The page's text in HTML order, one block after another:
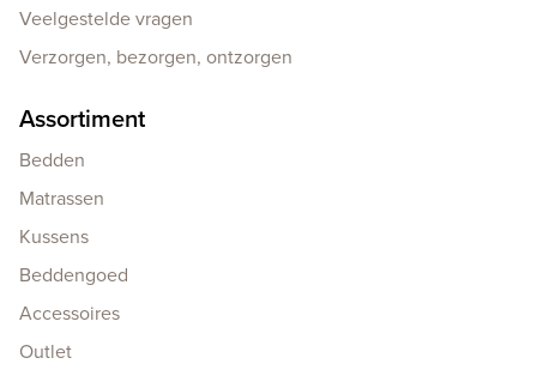
Veelgestelde vragen
Verzorgen, bezorgen, ontzorgen
Assortiment
Bedden
Matrassen
Kussens
Beddengoed
Accessoires
Outlet